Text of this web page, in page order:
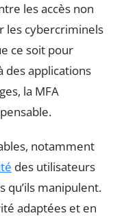
les accès non
les cybercriminels
ce soit pour
des applications
la MFA
notamment
des utilisateurs
qu’ils manipulent.
adaptées et en